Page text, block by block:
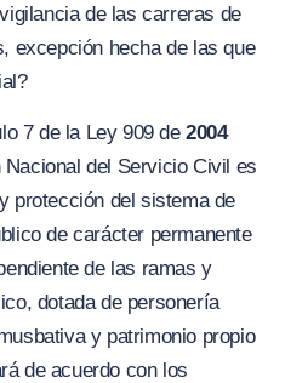
de las carreras de
excepción hecha de las que
7 de la Ley 909 de2004
del Servicio Civil es
protección del sistema de
de carácter permanente
de las ramas y
dotada de personería
y patrimonio propio
de acuerdo con los